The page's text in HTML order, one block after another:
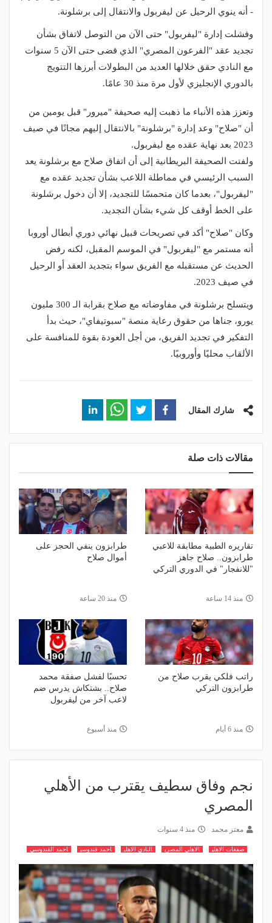
- أنه ينوي الرحيل عن ليفربول والانتقال إلى برشلونة.
وفشلت إدارة "ليفربول" حتى الآن من التوصل لاتفاق بشأن
تجديد عقد "الفرعون المصري" الذي قضى حتى الآن 5 سنوات
مع النادي حقق خلالها العديد من البطولات أبرزها التتويج
بالدوري الإنجليزي لأول مرة منذ 30 عامًا.
وتعزز هذه الأنباء ما ذهبت إليه صحيفة "ميرور" قبل يومين من
أن "صلاح" وعد إدارة "برشلونة" بالانتقال إليهم مجانًا في صيف
2023 بعد نهاية عقده مع ليفربول.
ولفتت الصحيفة البريطانية إلى أن اتفاق صلاح مع برشلونة يعد
السبب الرئيسي في مماطلة اللاعب بشأن تجديد عقده مع
"ليفربول"، بعدما كان متحمسًا للتجديد، إلا أن دخول برشلونة
على الخط أوقف كل شيء بشأن التجديد.
وكان "صلاح" أكد في تصريحات قبيل نهائي دوري أبطال أوروبا
أنه مستمر مع "ليفربول" في الموسم المقبل، لكنه رفض
الحديث عن مستقبله مع الفريق سواء بتجديد العقد أو الرحيل
في صيف 2023.
ويتسلح برشلونة في مفاوضاته مع صلاح بقرابة الـ 300 مليون
يورو، جناها من حقوق رعاية منصة "سبوتيفاي"، حيث بدأ
التفكير في تجديد الفريق، من أجل العودة بقوة للمنافسة على
الألقاب محليًا وأوروبيًا.
شارك المقال
مقالات ذات صلة
تقاريره الطبية مطابقة للاعبي
طرابزون.. صلاح جاهز
"للانفجار" في الدوري التركي
منذ 14 ساعة
طرابزون ينفي الحجز على
أموال صلاح
منذ 20 ساعة
راتب فلكي يقرب صلاح من
طرابزون التركي
منذ 6 أيام
تحسبًا لفشل صفقة محمد
صلاح.. بشتكاش يدرس ضم
لاعب آخر من ليفربول
منذ أسبوع
نجم وفاق سطيف يقترب من الأهلي
المصري
معتز محمد منذ 4 سنوات
صفقات الاهلي الاهلي المصري النادي الاهلي احمد قندوسي احمد القندوسي